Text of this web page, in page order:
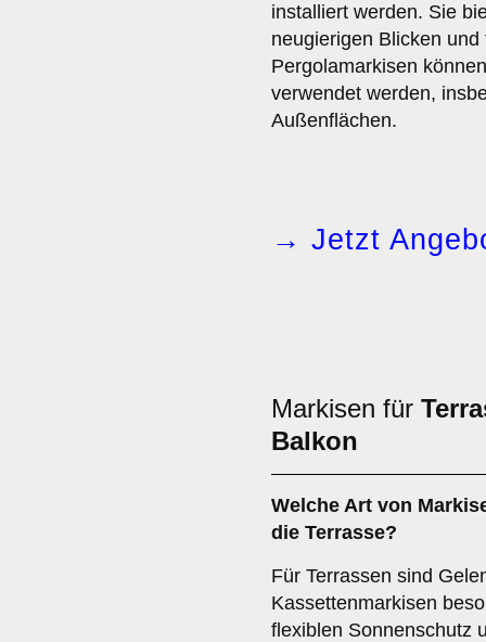
installiert werden. Sie
neugierigen Blicken
Pergolamarkisen
verwendet werden,
Außenflächen.
→ Jetzt
Markisen für
Balkon
Welche Art von
die Terrasse?
Für Terrassen sind
Kassettenmarkisen
flexiblen Sonnenschutz